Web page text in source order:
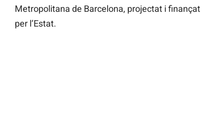
Metropolitana de Barcelona, projectat i finançat
per l’Estat.